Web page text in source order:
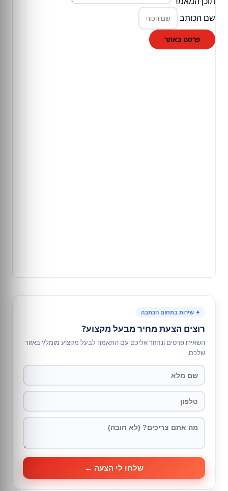
שם הכותב
פרסם באתר
✦ שירות בתחום הכתבה
רוצים הצעת מחיר מבעל מקצוע?
השאירו פרטים ונחזור אליכם עם התאמה לבעל מקצוע מומלץ באזור
שלכם.
שלחו לי הצעה ←